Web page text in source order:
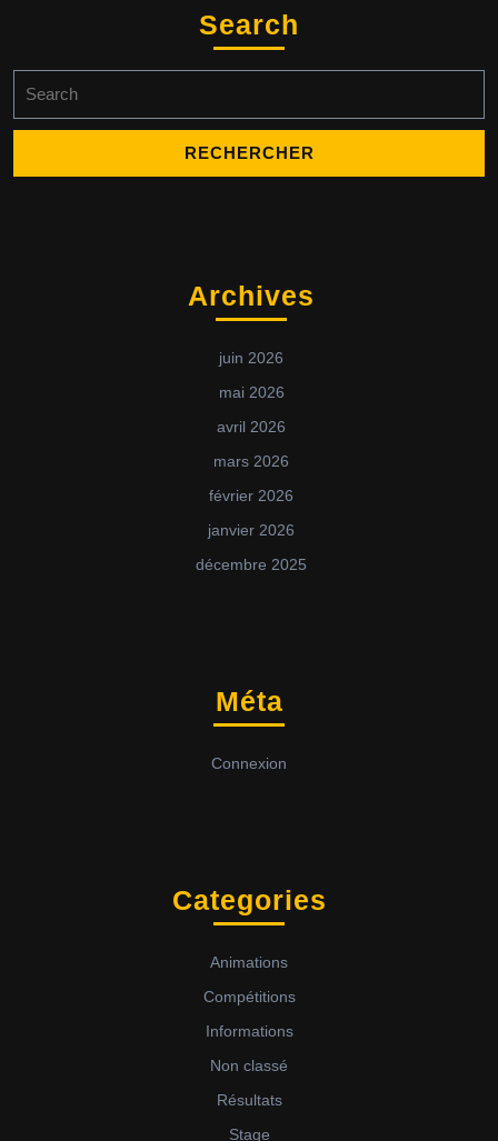
Search
Archives
juin 2026
mai 2026
avril 2026
mars 2026
février 2026
janvier 2026
décembre 2025
Méta
Connexion
Categories
Animations
Compétitions
Informations
Non classé
Résultats
Stage